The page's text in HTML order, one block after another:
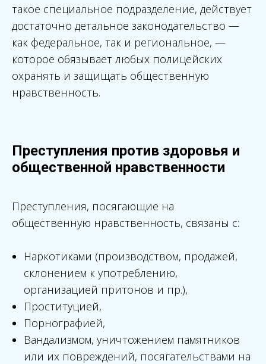
такое специальное подразделение, действует
достаточно детальное законодательство —
как федеральное, так и региональное, —
которое обязывает любых полицейских
охранять и защищать общественную
нравственность.
Преступления против здоровья и
общественной нравственности
Преступления, посягающие на
общественную нравственность, связаны с:
Наркотиками (производством, продажей,
склонением к употреблению,
организацией притонов и пр.),
Проституцией,
Порнографией,
Вандализмом, уничтожением памятников
или их повреждений, посягательствами на